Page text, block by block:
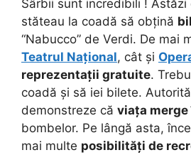
Sârbii sunt incredibili ! Astăzi
stăteau la coadă să obțină
“Nabucco” de Verdi. De mai
Teatrul Național, cât și
reprezentații gratuite.
coadă și să iei bilete.
demonstreze că viața
bombelor. Pe lângă asta,
mai multe posibilități de